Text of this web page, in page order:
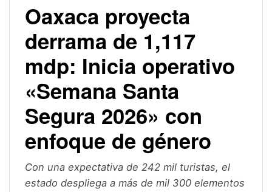
Oaxaca proyecta
derrama de 1,117
mdp: Inicia operativo
«Semana Santa
Segura 2026» con
enfoque de género
Con una expectativa de 242 mil turistas, el
estado despliega a más de mil 300 elementos